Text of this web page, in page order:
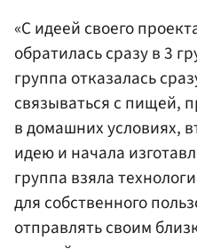
«С идеей своего
обратилась сразу в 3
группа отказалась
связываться с пищей,
в домашних условиях,
идею и начала
группа взяла
для собственного
отправлять своим